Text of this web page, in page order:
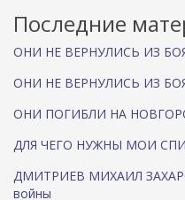
Последние
ОНИ НЕ ВЕРНУЛИСЬ ИЗ БОЯ.
ОНИ НЕ ВЕРНУЛИСЬ ИЗ
ОНИ ПОГИБЛИ НА
ДЛЯ ЧЕГО НУЖНЫ МОИ
ДМИТРИЕВ МИХАИЛ
войны